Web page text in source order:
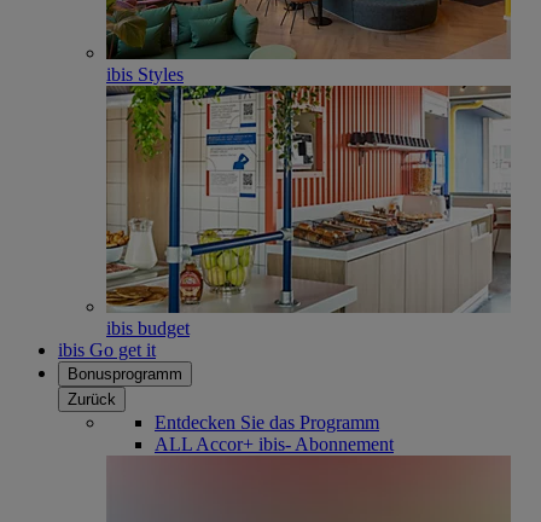
ibis Styles
ibis budget
ibis Go get it
Bonusprogramm
Zurück
Entdecken Sie das Programm
ALL Accor+ ibis- Abonnement